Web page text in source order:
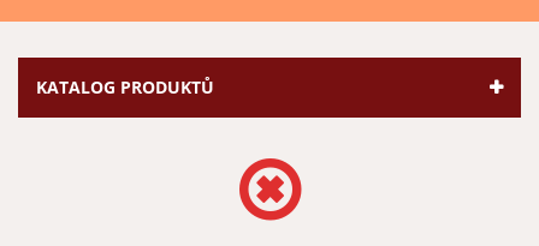
Přihlášení
KATALOG PRODUKTŮ